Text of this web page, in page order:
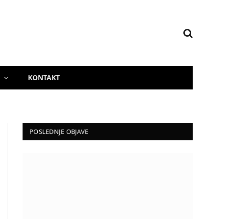
KONTAKT
POSLEDNJE OBJAVE